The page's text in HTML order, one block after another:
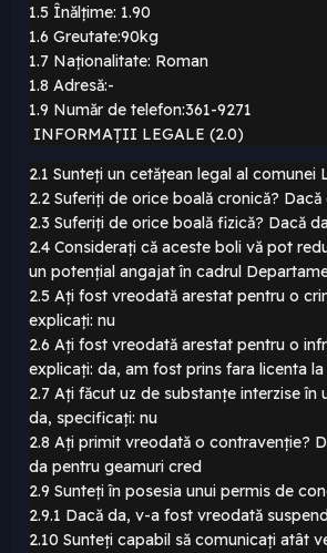
1.5 Înălțime: 1.90
1.6 Greutate:90kg
1.7 Naționalitate: Roman
1.8 Adresă:-
1.9 Număr de telefon:361-9271
INFORMAȚII LEGALE (2.0)
2.1 Sunteți un cetățean legal al comunei
2.2 Suferiți de orice boală cronică?
2.3 Suferiți de orice boală fizică? Dacă
2.4 Considerați că aceste boli vă pot
un potențial angajat în cadrul
2.5 Ați fost vreodată arestat pentru o
explicați: nu
2.6 Ați fost vreodată arestat pentru o
explicați: da, am fost prins fara licenta
2.7 Ați făcut uz de substanțe interzise în
da, specificați: nu
2.8 Ați primit vreodată o contravenție?
da pentru geamuri cred
2.9 Sunteți în posesia unui permis de
2.9.1 Dacă da, v-a fost vreodată
2.10 Sunteți capabil să comunicați atât